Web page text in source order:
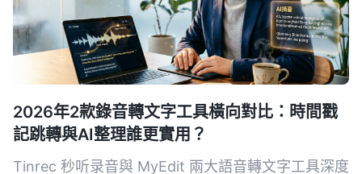
2026年2款錄音轉文字工具橫向對比：時間戳
記跳轉與AI整理誰更實用？
Tinrec 秒听录音與 MyEdit 兩大語音轉文字工具深度